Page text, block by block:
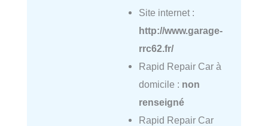
Site internet :
http://www.garage-
rrc62.fr/
Rapid Repair Car à
domicile : non
renseigné
Rapid Repair Car